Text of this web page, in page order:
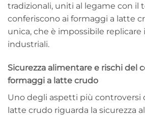
tradizionali, uniti al legame con il
conferiscono ai formaggi a latte
unica, che è impossibile
industriali.
Sicurezza alimentare e rischi del
formaggi a latte crudo
Uno degli aspetti più controversi
latte crudo riguarda la sicurezza